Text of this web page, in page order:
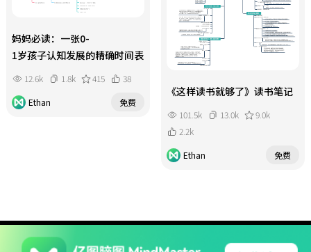
《这样读书就够了》读书笔记
101.5k 13.0k
9.0k
2.2k
Ethan
免费
妈妈必读：一张0-
1岁孩子认知发展的精确时间表
12.6k 1.8k 415
38
Ethan
免费